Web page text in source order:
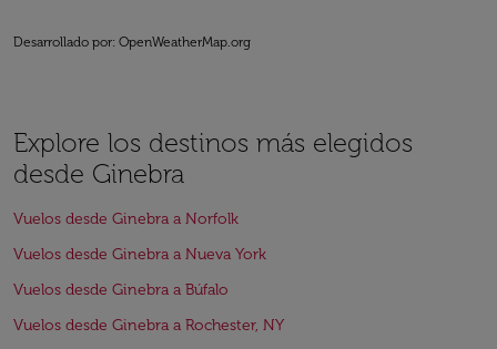
Desarrollado por: OpenWeatherMap.org
Explore los destinos más elegidos
desde Ginebra
Vuelos desde Ginebra a Norfolk
Vuelos desde Ginebra a Nueva York
Vuelos desde Ginebra a Búfalo
Vuelos desde Ginebra a Rochester, NY